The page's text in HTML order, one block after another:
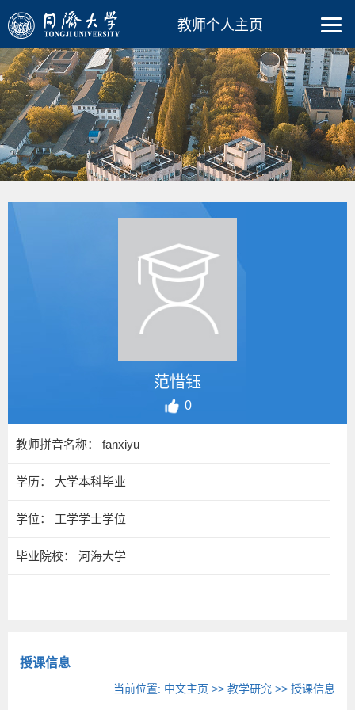
教师个人主页
范惜钰
0
教师拼音名称： fanxiyu
学历： 大学本科毕业
学位： 工学学士学位
毕业院校： 河海大学
授课信息
当前位置: 中文主页 >>教学研究 >>授课信息